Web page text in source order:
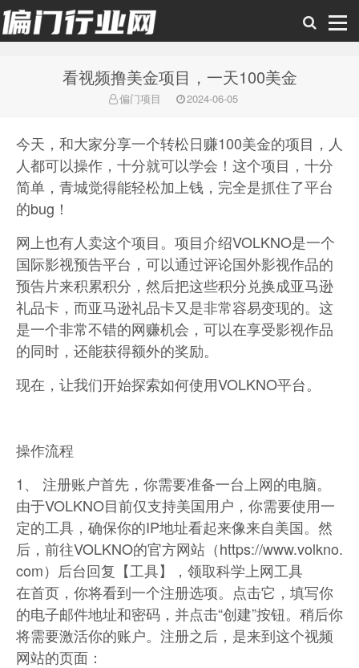
偏门行业网
看视频撸美金项目，一天100美金
偏门项目 2024-06-05
今天，和大家分享一个转松日赚100美金的项目，人
人都可以操作，十分就可以学会！这个项目，十分
简单，青城觉得能轻松加上钱，完全是抓住了平台
的bug！
网上也有人卖这个项目。项目介绍VOLKNO是一个
国际影视预告平台，可以通过评论国外影视作品的
预告片来积累积分，然后把这些积分兑换成亚马逊
礼品卡，而亚马逊礼品卡又是非常容易变现的。这
是一个非常不错的网赚机会，可以在享受影视作品
的同时，还能获得额外的奖励。
现在，让我们开始探索如何使用VOLKNO平台。
操作流程
1、 注册账户首先，你需要准备一台上网的电脑。
由于VOLKNO目前仅支持美国用户，你需要使用一
定的工具，确保你的IP地址看起来像来自美国。然
后，前往VOLKNO的官方网站（https://www.volkno.
com）后台回复【工具】，领取科学上网工具
在首页，你将看到一个注册选项。点击它，填写你
的电子邮件地址和密码，并点击“创建”按钮。稍后你
将需要激活你的账户。注册之后，是来到这个视频
网站的页面：